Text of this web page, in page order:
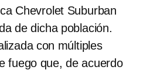
Chevrolet Suburban
de dicha población.
con múltiples
fuego que, de acuerdo